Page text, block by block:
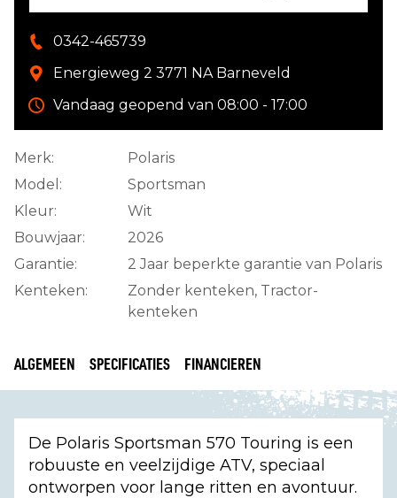
0342-465739
Energieweg 2 3771 NA Barneveld
Vandaag geopend van 08:00 - 17:00
Merk:
Polaris
Model:
Sportsman
Kleur:
Wit
Bouwjaar:
2026
Garantie:
2 Jaar beperkte garantie van Polaris
Kenteken:
Zonder kenteken, Tractor-
kenteken
ALGEMEEN SPECIFICATIES FINANCIEREN
De Polaris Sportsman 570 Touring is een
robuuste en veelzijdige ATV, speciaal
ontworpen voor lange ritten en avontuur.